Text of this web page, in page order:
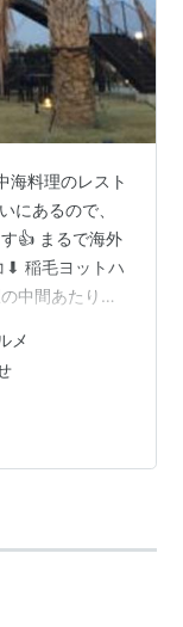
海料理のレスト
にあるので、
👍 まるで海外
⬇︎ 稲毛ヨットハ
中間あたりで
ドを基調とし
‼️ メニュー ど
て美味しいの
ガーリックシ
が。ぷり…
メ